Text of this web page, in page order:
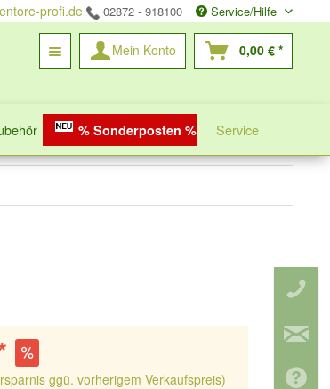
profi.de 02872 - 918100 Service/Hilfe
Mein Konto 0,00 € *
% Sonderposten % Service
ggü. vorherigem Verkaufspreis)